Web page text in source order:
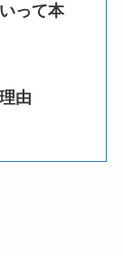
って本
由